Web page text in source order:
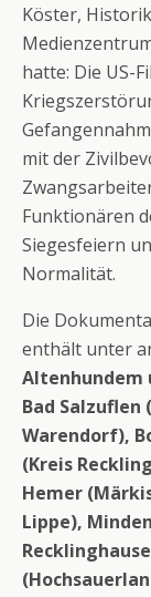
Köster,
hatte: Die US-
mit der
Funktionären
Siegesfeiern
Normalität.
Die
enthält unter
Altenhundem
Bad Salzuflen
Warendorf),
(Kreis
Hemer
Lippe),